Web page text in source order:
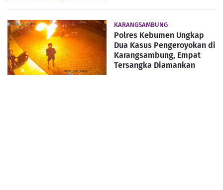
KARANGSAMBUNG
Polres Kebumen Ungkap
Dua Kasus Pengeroyokan di
Karangsambung, Empat
Tersangka Diamankan